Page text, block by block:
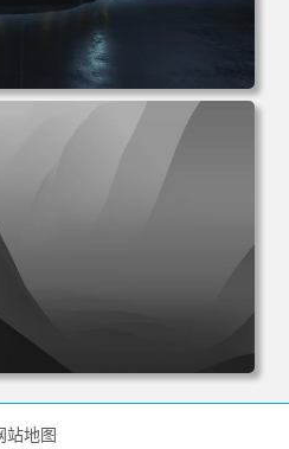
汽车 车辆 黑色 机械 设计 电脑
大全
站地图